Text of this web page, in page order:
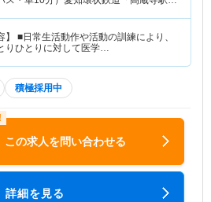
】 ■日常生活動作や活動の訓練により、
りひとりに対して医学…
積極採用中
この求人を問い合わせる
詳細を見る